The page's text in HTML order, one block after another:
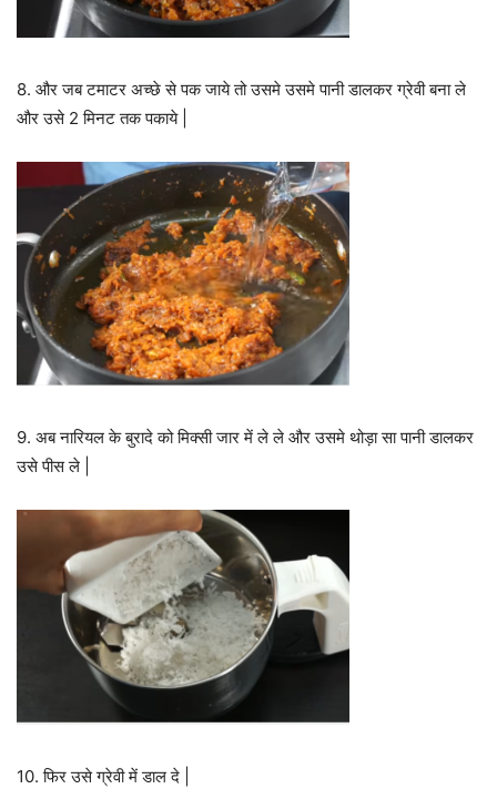
8. और जब टमाटर अच्छे से पक जाये तो उसमे उसमे पानी डालकर ग्रेवी बना ले
और उसे 2 मिनट तक पकाये |
9. अब नारियल के बुरादे को मिक्सी जार में ले ले और उसमे थोड़ा सा पानी डालकर
उसे पीस ले |
10. फिर उसे ग्रेवी में डाल दे |